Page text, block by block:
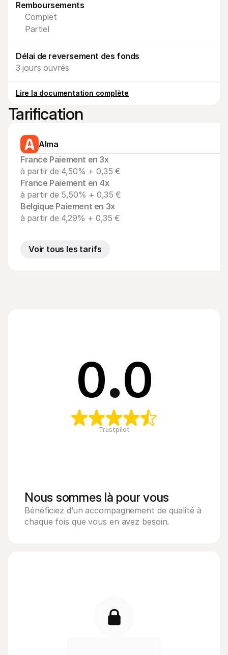
Remboursements
Complet
Partiel
Délai de reversement des fonds
3 jours ouvrés
Lire la documentation complète
Tarification
Alma
France Paiement en 3x
à partir de 4,50% + 0,35 €
France Paiement en 4x
à partir de 5,50% + 0,35 €
Belgique Paiement en 3x
à partir de 4,29% + 0,35 €
Voir tous les tarifs
0.0
Trustpilot
Nous sommes là pour vous
Bénéficiez d’un accompagnement de qualité à
chaque fois que vous en avez besoin.
Contact
Pour les consommateurs
Découvrez pourquoi Mollie figure sur votre relevé bancaire
Pour les clients Mollie
Découvrez comment nous pouvons aider votre entreprise